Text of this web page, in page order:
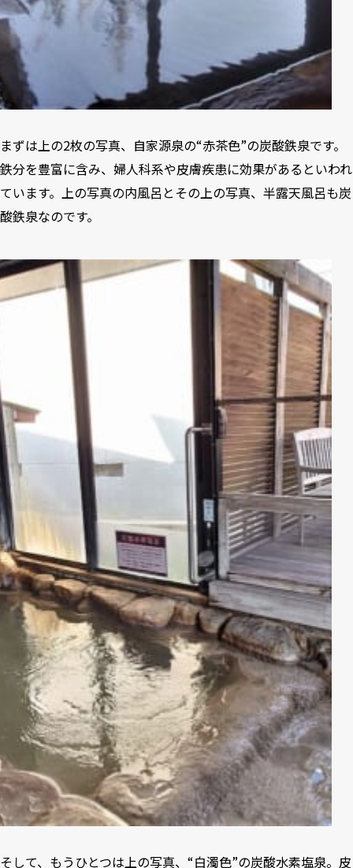
まずは上の2枚の写真、自家源泉の“赤茶色”の炭酸鉄泉です。
鉄分を豊富に含み、婦人科系や皮膚疾患に効果があるといわれ
ています。上の写真の内風呂とその上の写真、半露天風呂も炭
酸鉄泉なのです。
そして、もうひとつは上の写真、“白濁色”の炭酸水素塩泉。皮